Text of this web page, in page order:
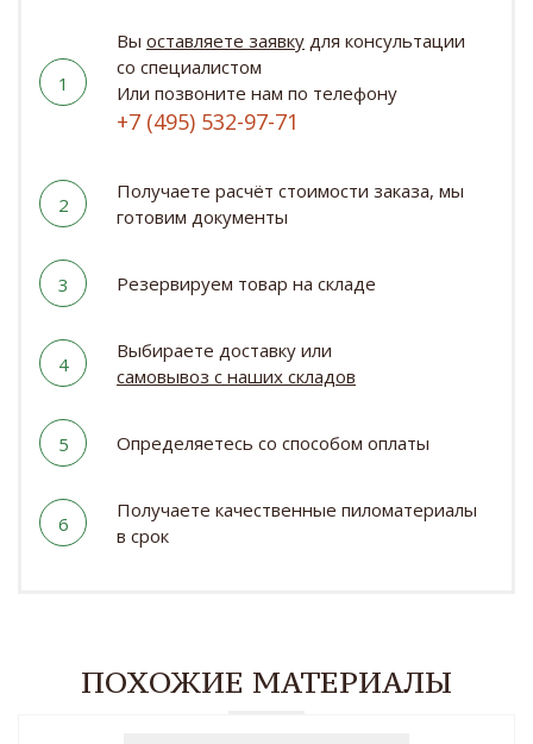
1
Вы оставляете заявку для консультации
со специалистом
Или позвоните нам по телефону
+7 (495) 532-97-71
2
Получаете расчёт стоимости заказа, мы
готовим документы
3 Резервируем товар на складе
4
Выбираете доставку или
самовывоз с наших складов
5 Определяетесь со способом оплаты
6
Получаете качественные пиломатериалы
в срок
ПОХОЖИЕ МАТЕРИАЛЫ